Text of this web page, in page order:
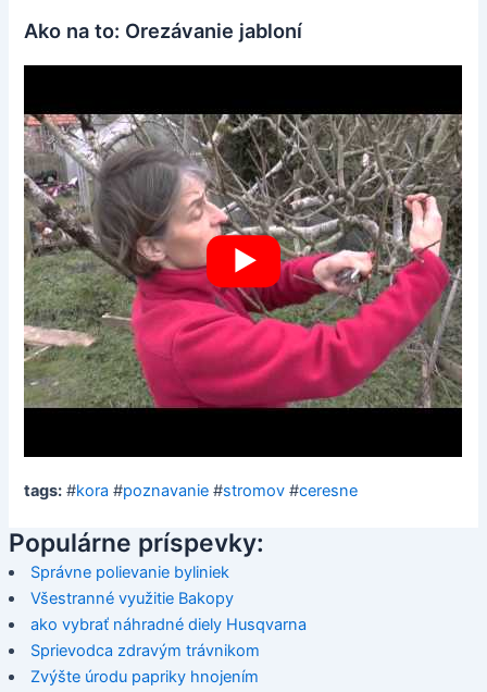
Ako na to: Orezávanie jabloní
tags: #kora #poznavanie #stromov #ceresne
Populárne príspevky:
Správne polievanie byliniek
Všestranné využitie Bakopy
ako vybrať náhradné diely Husqvarna
Sprievodca zdravým trávnikom
Zvýšte úrodu papriky hnojením